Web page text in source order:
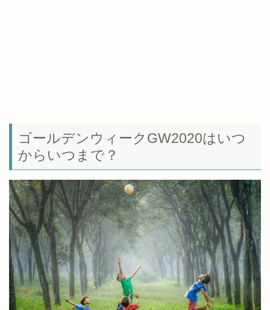
ゴールデンウィークGW2020はいつ
からいつまで？